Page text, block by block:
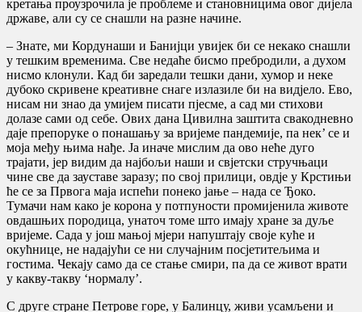
кретања проузрочила је проблеме и становницима овог дијела
државе, али су се снашли на разне начине.
– Знате, ми Кордунаши и Банијци увијек би се некако снашли
у тешким временима. Све недаће бисмо пребродили, а духом
нисмо клонули. Кад би заредали тешки дани, хумор и неке
дубоко скривене креативне снаге излазиле би на видјело. Ево,
нисам ни знао да умијем писати пјесме, а сад ми стихови
долазе сами од себе. Ових дана Цивилна заштита свакодневно
даје препоруке о понашању за вријеме пандемије, па нек’ се и
моја међу њима нађе. Ја иначе мислим да ово неће дуго
трајати, јер видим да најбољи наши и свјетски стручњаци
чине све да зауставе заразу; по свој прилици, овдје у Крстињи
ће се за Првога маја испећи понеко јање – нада се Ђоко.
Тумачи нам како је корона у потпуности промијенила животе
овдашњих породица, унаточ томе што имају хране за дуље
вријеме. Сада у још мањој мјери напуштају своје куће и
окућнице, не надајући се ни случајним посјетитељима и
гостима. Чекају само да се стање смири, па да се живот врати
у какву-такву ‘нормалу’.
С друге стране Петрове горе, у Балинцу, живи усамљени и